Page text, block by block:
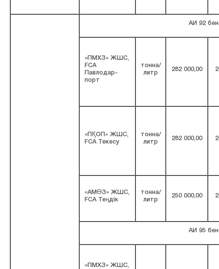
АИ 92
«ПМХЗ» ЖШС,
FCA
Павлодар-
порт
тонна/
литр
282 000,00
«ПҚОП» ЖШС,
FCA Текесу
тонна/
литр
282 000,00
«АМӨЗ» ЖШС,
FCA Теңдік
тонна/
литр
250 000,00
АИ 95
«ПМХЗ» ЖШС,